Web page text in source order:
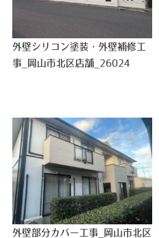
外壁シリコン塗装・外壁補修工
事_岡山市北区店舗_26024
外壁部分カバー工事_岡山市北区